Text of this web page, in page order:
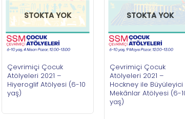
STOKTA YOK
Çevrimiçi Çocuk
Atölyeleri 2021 –
Hiyeroglif Atölyesi (6-10
yaş)
STOKTA YOK
Çevrimiçi Çocuk
Atölyeleri 2021 –
Hockney ile Büyüleyici
Mekânlar Atölyesi (6-
yaş)